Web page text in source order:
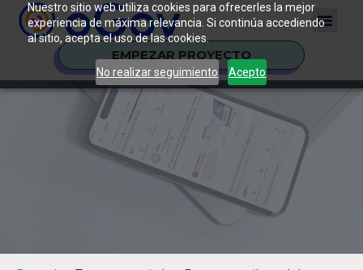
Nuestro sitio web utiliza cookies para ofrecerles la mejor
experiencia de máxima relevancia. Si continúa accediendo
al sitio, acepta el uso de las cookies.
No realizar seguimiento Acepto
EMPEZAR PROYECTO